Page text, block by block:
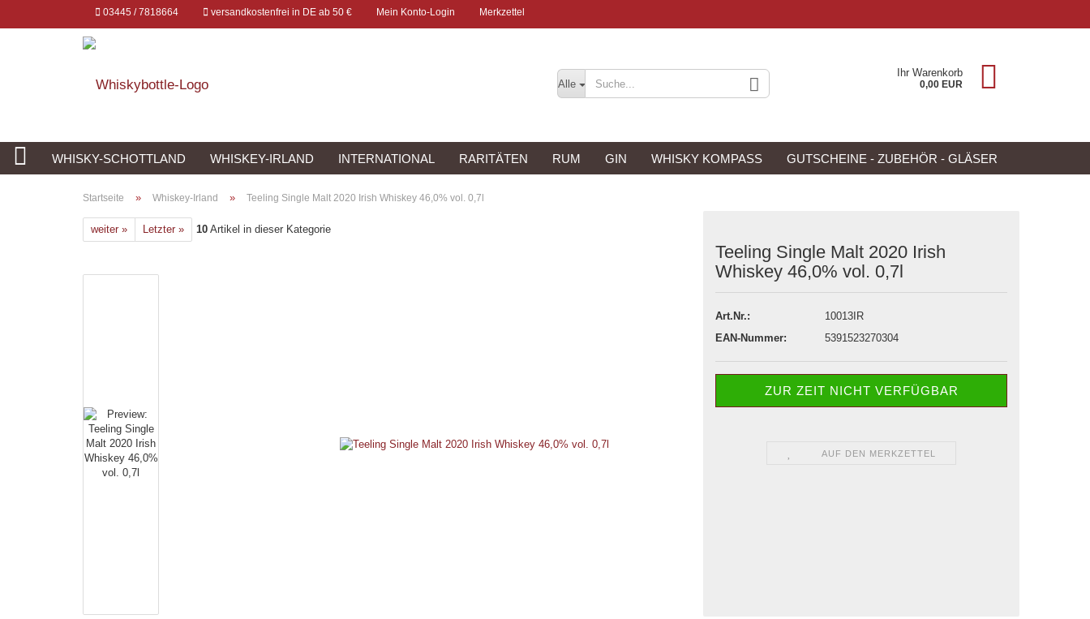
03445 / 7818664 versandkostenfrei in DE ab 50 € Mein Konto-Login Merkzettel
Alle
Ihr Warenkorb
0,00 EUR
WHISKY-SCHOTTLAND WHISKEY-IRLAND INTERNATIONAL RARITÄTEN RUM GIN WHISKY KOMPASS GUTSCHEINE - ZUBEHÖR - GLÄSER
Startseite » Whiskey-Irland » Teeling Single Malt 2020 Irish Whiskey 46,0% vol. 0,7l
weiter » Letzter » 10 Artikel in dieser Kategorie
Teeling Single Malt 2020 Irish
Whiskey 46,0% vol. 0,7l
Art.Nr.:
10013IR
EAN-Nummer:
5391523270304
ZUR ZEIT NICHT VERFÜGBAR
AUF DEN MERKZETTEL